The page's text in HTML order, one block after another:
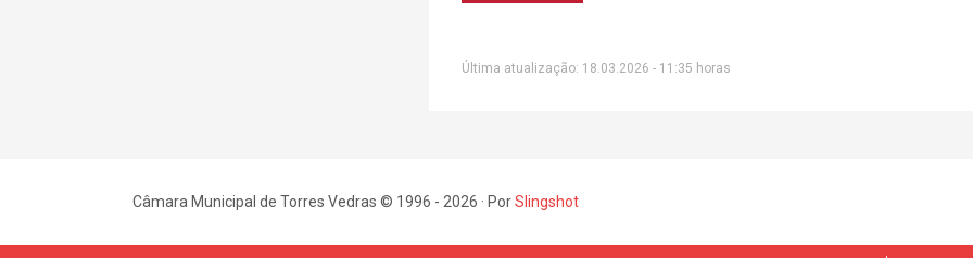
Última atualização: 18.03.2026 - 11:35 horas
Câmara Municipal de Torres Vedras © 1996 - 2026 · PorSlingshot